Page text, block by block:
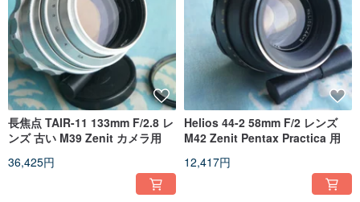
長焦点 TAIR-11 133mm F/2.8 レ
ンズ 古い M39 Zenit カメラ用
36,425円
Helios 44-2 58mm F/2 レンズ
M42 Zenit Pentax Practica 用
12,417円